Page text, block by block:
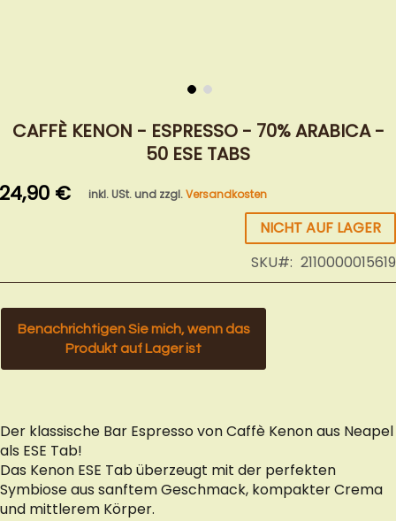
Anfang
springen
CAFFÈ KENON - ESPRESSO - 70% ARABICA -
50 ESE TABS
24,90 € inkl. USt. und zzgl.Versandkosten
NICHT AUF LAGER
SKU
2110000015619
Benachrichtigen Sie mich, wenn das
Produkt auf Lager ist
Der klassische Bar Espresso von Caffè Kenon aus Neapel
als ESE Tab!
Das Kenon ESE Tab überzeugt mit der perfekten
Symbiose aus sanftem Geschmack, kompakter Crema
und mittlerem Körper.